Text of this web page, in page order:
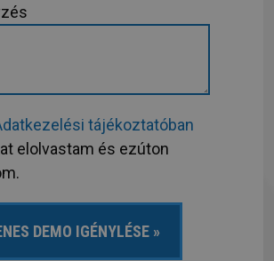
tájékoztatóban
elolvastam és ezúton